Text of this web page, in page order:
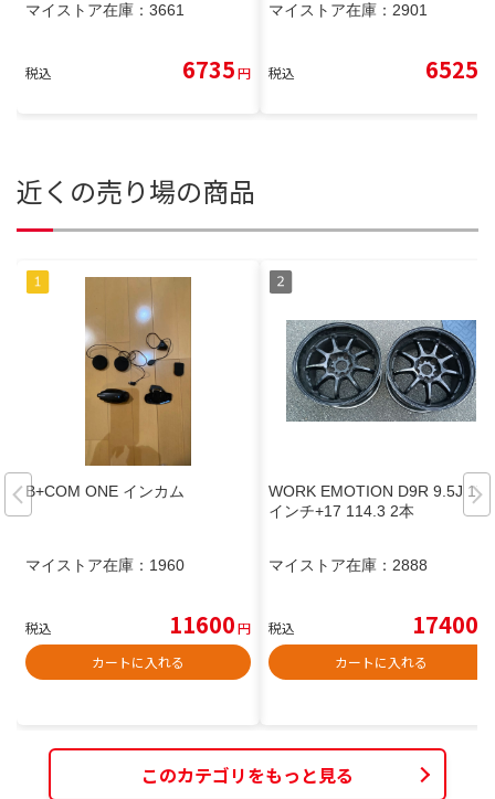
マイストア在庫： 3661
税込 6735円
マイストア在庫： 2901
税込 6525
近くの売り場の商品
B+COM ONE インカム
マイストア在庫： 1960
税込 11600円
カートに入れる
WORK EMOTION D9R 9.5J 17
インチ+17 114.3 2本
マイストア在庫： 2888
税込 17400
カートに入れる
このカテゴリをもっと見る